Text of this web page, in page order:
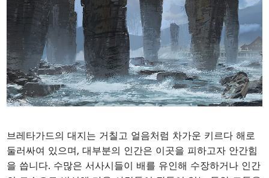
브레타가드의 대지는 거칠고 얼음처럼 차가운 키르다 해로
둘러싸여 있으며, 대부분의 인간은 이곳을 피하고자 안간힘
을 씁니다. 수많은 서사시들이 배를 유인해 수장하거나 인간